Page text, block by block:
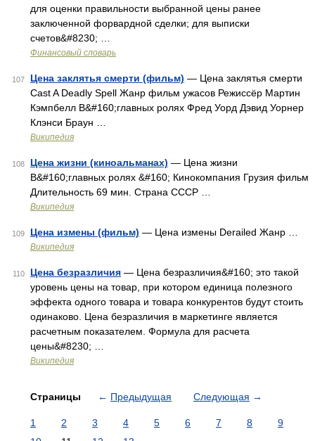
для оценки правильности выбранной цены ранее
заключенной форвардной сделки; для выписки
счетов&#8230; …
Финансовый словарь
107 Цена заклятья смерти (фильм) — Цена заклятья смерти
Cast A Deadly Spell Жанр фильм ужасов Режиссёр Мартин
Кэмпбелл В&#160;главных ролях Фред Уорд Дэвид Уорнер
Клэнси Браун …
Википедия
108 Цена жизни (киноальманах) — Цена жизни
В&#160;главных ролях &#160; Кинокомпания Грузия фильм
Длительность 69 мин. Страна СССР …
Википедия
109 Цена измены (фильм) — Цена измены Derailed Жанр …
Википедия
110 Цена безразличия — Цена безразличия&#160; это такой
уровень цены на товар, при котором единица полезного
эффекта одного товара и товара конкурентов будут стоить
одинаково. Цена безразличия в маркетинге является
расчетным показателем. Формула для расчета
цены&#8230; …
Википедия
Страницы ← Предыдущая Следующая →
1 2 3 4 5 6 7 8
9